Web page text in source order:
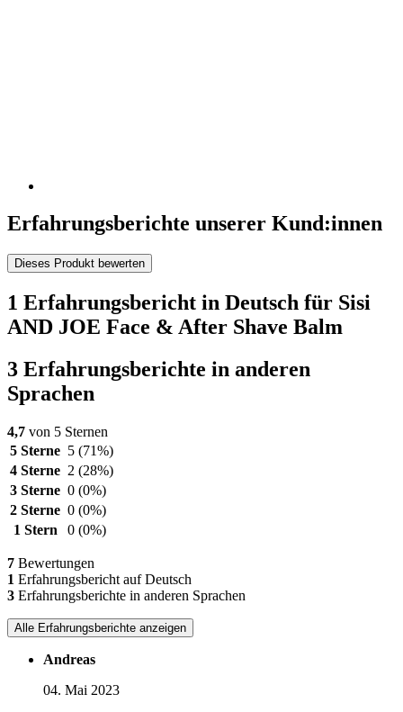
Erfahrungsberichte unserer Kund:innen
Dieses Produkt bewerten
1 Erfahrungsbericht in Deutsch für Sisi
AND JOE Face & After Shave Balm
3 Erfahrungsberichte in anderen
Sprachen
4,7 von 5 Sternen
5 Sterne 5 (71%)
4 Sterne 2 (28%)
3 Sterne 0 (0%)
2 Sterne 0 (0%)
1 Stern
0 (0%)
7 Bewertungen
1 Erfahrungsbericht auf Deutsch
3 Erfahrungsberichte in anderen Sprachen
Alle Erfahrungsberichte anzeigen
Andreas
04. Mai 2023